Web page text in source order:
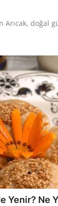
Arıcak, doğal
Yenir? Ne